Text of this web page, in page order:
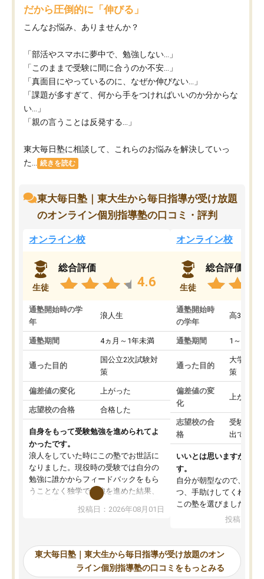
だから圧倒的に「伸びる」
こんなお悩み、ありませんか？
「部活やスマホに夢中で、勉強しない…」
「このままで受験に間に合うのか不安…」
「真面目にやっているのに、なぜか伸びない…」
「課題が多すぎて、何から手をつければいいのか分からな
い…」
「親の言うことは反発する…」
東大毎日塾に相談して、これらのお悩みを解決していっ
た...
続きを読む
東大毎日塾｜東大生から毎日指導が受け放題
のオンライン個別指導塾の口コミ・評判
オンライン校
生徒
総合評価
4.6
通塾開始時の学
年
浪人生
通塾期間 4ヵ月～1年未満
通った目的
国公立2次試験対
策
偏差値の変化 上がった
志望校の合格 合格した
自身をもって受験勉強を進められてよ
かったです。
浪人をしていた時にこの塾でお世話に
なりました。現役時の受験では自分の
勉強に誰かからフィードバックをもら
うことなく独学で勉強を進めた結果、
入試本番に地歴の学習が間に合わず不
合格となってしまいました。その経験
東大毎日塾にたどり着きました。学習
の長期計画や日々の勉強のやり方につ
いて客観的なアドバイスをいただけた
投稿日：2026年08月01日
オンライン校
生徒
総合評価
通塾開始時
の学年
高3
通塾期間 1～3ヵ月
通った目的
大学入学
策
偏差値の変
化
上がった
志望校の合
格
受験して
出ていな
いいとは思いますが、料
す。
自分が朝型なので、自習
つ、手助けしてくれる設
この塾を選びました。
投稿日：
東大毎日塾｜東大生から毎日指導が受け放題のオン
ライン個別指導塾の口コミをもっとみる